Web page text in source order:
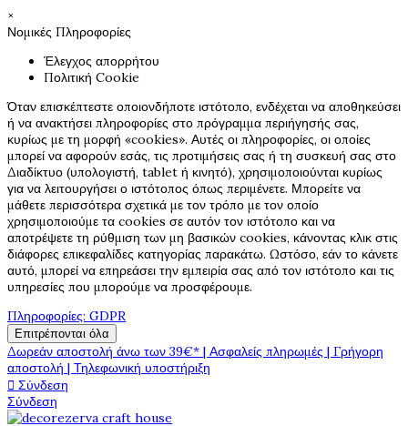
×
Νομικές Πληροφορίες
Έλεγχος απορρήτου
Πολιτική Cookie
Όταν επισκέπτεστε οποιονδήποτε ιστότοπο, ενδέχεται να αποθηκεύσει
ή να ανακτήσει πληροφορίες στο πρόγραμμα περιήγησής σας,
κυρίως με τη μορφή «cookies». Αυτές οι πληροφορίες, οι οποίες
μπορεί να αφορούν εσάς, τις προτιμήσεις σας ή τη συσκευή σας στο
Διαδίκτυο (υπολογιστή, tablet ή κινητό), χρησιμοποιούνται κυρίως
για να λειτουργήσει ο ιστότοπος όπως περιμένετε. Μπορείτε να
μάθετε περισσότερα σχετικά με τον τρόπο με τον οποίο
χρησιμοποιούμε τα cookies σε αυτόν τον ιστότοπο και να
αποτρέψετε τη ρύθμιση των μη βασικών cookies, κάνοντας κλικ στις
διάφορες επικεφαλίδες κατηγορίας παρακάτω. Ωστόσο, εάν το κάνετε
αυτό, μπορεί να επηρεάσει την εμπειρία σας από τον ιστότοπο και τις
υπηρεσίες που μπορούμε να προσφέρουμε.
Πληροφορίες: GDPR
Επιτρέπονται όλα
Δωρεάν αποστολή άνω των 39€* | Ασφαλείς πληρωμές | Γρήγορη
αποστολή | Τηλεφωνική υποστήριξη
 Σύνδεση
Σύνδεση